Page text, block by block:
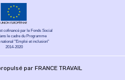
cofinancé par le Fonds Social
le cadre du Programme
"Emploi et inclusion"
2014-2020
par FRANCE TRAVAIL